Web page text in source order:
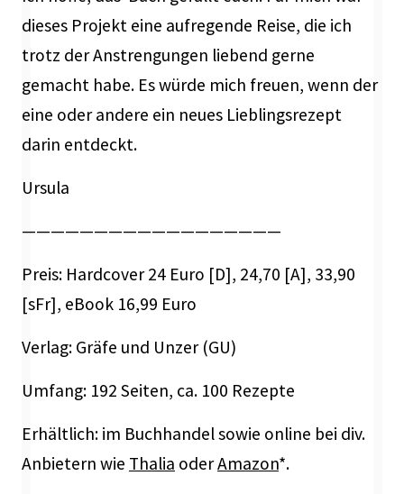
dieses Projekt eine aufregende Reise, die ich
trotz der Anstrengungen liebend gerne
gemacht habe. Es würde mich freuen, wenn der
eine oder andere ein neues Lieblingsrezept
darin entdeckt.
Ursula
——————————————————
Preis: Hardcover 24 Euro [D], 24,70 [A], 33,90
[sFr], eBook 16,99 Euro
Verlag: Gräfe und Unzer (GU)
Umfang: 192 Seiten, ca. 100 Rezepte
Erhältlich: im Buchhandel sowie online bei div.
Anbietern wie Thalia oderAmazon*.